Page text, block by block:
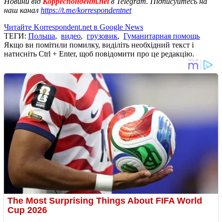
наш канал https://t.me/korrespondentnet
Читайте Korrespondent.net в Google News
ТЕГИ: Польша, видео, грузовик, Гуманитарная помощь
Якщо ви помітили помилку, виділіть необхідний текст і
натисніть Ctrl + Enter, щоб повідомити про це редакцію.